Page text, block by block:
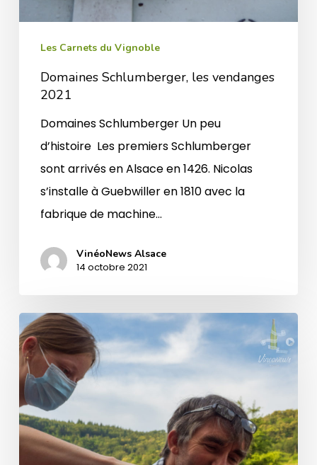
Les Carnets du Vignoble
Domaines Schlumberger, les vendanges
2021
Domaines Schlumberger Un peu
d’histoire Les premiers Schlumberger
sont arrivés en Alsace en 1426. Nicolas
s’installe à Guebwiller en 1810 avec la
fabrique de machine…
VinéoNews Alsace
14 octobre 2021
Apéro
Gourmand
au
Domaine
Schlumberger